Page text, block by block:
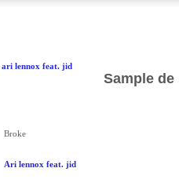
ari lennox feat. jid
Sample
Broke
Ari lennox feat. jid